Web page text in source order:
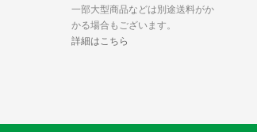
一部大型商品などは別途送料がか
かる場合もございます。
詳細はこちら